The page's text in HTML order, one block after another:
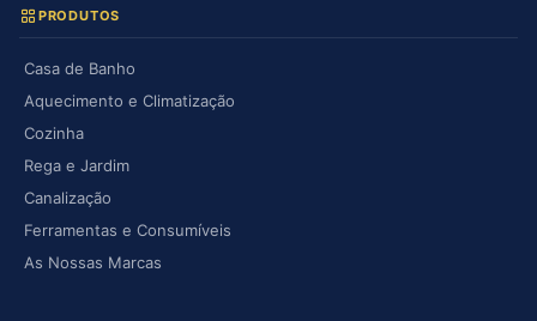
PRODUTOS
Casa de Banho
Aquecimento e Climatização
Cozinha
Rega e Jardim
Canalização
Ferramentas e Consumíveis
As Nossas Marcas